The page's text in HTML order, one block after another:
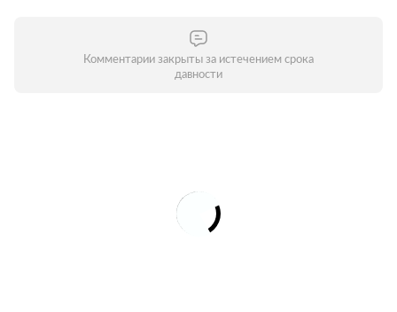
Комментарии закрыты за истечением срока
давности